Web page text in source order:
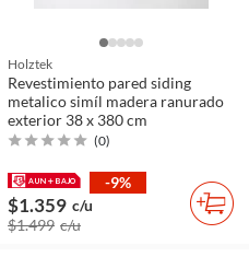
Holztek
Revestimiento pared siding
metalico simíl madera ranurado
exterior 38 x 380 cm
(0)
-9%
$1.359 c/u
$1.499 c/u